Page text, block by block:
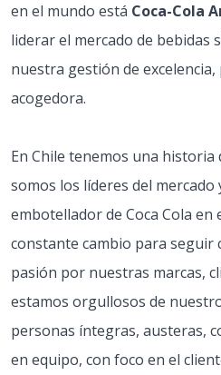
en el mundo está Coca-Cola
liderar el mercado de bebidas
nuestra gestión de
acogedora.
En Chile tenemos una historia
somos los líderes del mercado
embotellador de Coca Cola en
constante cambio para seguir
pasión por nuestras marcas,
estamos orgullosos de
personas íntegras, austeras,
en equipo, con foco en el